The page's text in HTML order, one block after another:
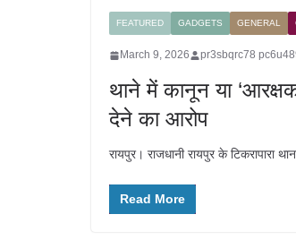
FEATURED GADGETS GENERAL
March 9, 2026 pr3sbqrc78
थाने में कानून या
देने का आरोप
रायपुर। राजधानी रायपुर के टिकरापारा
Read More